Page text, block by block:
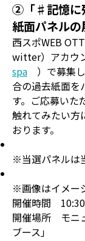
②「♯記憶に
紙面パネルの
西スポWEB
witter）アカウ
spa ）で募集
合の過去紙面を
す。ご応募いた
触れてみたい方
おります。
※当選パネルは
※画像はイメー
開催時間 10:30
開催場所 モニ
ブース」